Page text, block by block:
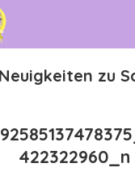
zu
422322960_n